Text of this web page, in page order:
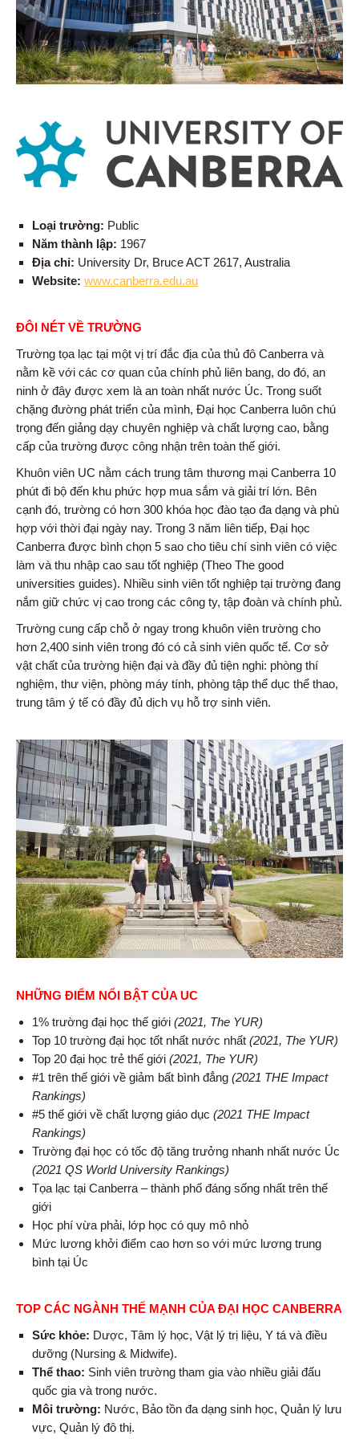
Loại trường: Public
Năm thành lập: 1967
Địa chỉ: University Dr, Bruce ACT 2617, Australia
Website: www.canberra.edu.au
ĐÔI NÉT VỀ TRƯỜNG
Trường tọa lạc tại một vị trí đắc địa của thủ đô Canberra và
nằm kề với các cơ quan của chính phủ liên bang, do đó, an
ninh ở đây được xem là an toàn nhất nước Úc. Trong suốt
chặng đường phát triển của mình, Đại học Canberra luôn chú
trọng đến giảng dạy chuyên nghiệp và chất lượng cao, bằng
cấp của trường được công nhận trên toàn thế giới.
Khuôn viên UC nằm cách trung tâm thương mại Canberra 10
phút đi bộ đến khu phức hợp mua sắm và giải trí lớn. Bên
cạnh đó, trường có hơn 300 khóa học đào tạo đa dạng và phù
hợp với thời đại ngày nay. Trong 3 năm liên tiếp, Đại học
Canberra được bình chọn 5 sao cho tiêu chí sinh viên có việc
làm và thu nhập cao sau tốt nghiệp (Theo The good
universities guides). Nhiều sinh viên tốt nghiệp tại trường đang
nắm giữ chức vị cao trong các công ty, tập đoàn và chính phủ.
Trường cung cấp chỗ ở ngay trong khuôn viên trường cho
hơn 2,400 sinh viên trong đó có cả sinh viên quốc tế. Cơ sở
vật chất của trường hiện đại và đầy đủ tiện nghi: phòng thí
nghiệm, thư viện, phòng máy tính, phòng tập thể dục thể thao,
trung tâm ý tế có đầy đủ dịch vụ hỗ trợ sinh viên.
NHỮNG ĐIỂM NỔI BẬT CỦA UC
1% trường đại học thế giới (2021, The YUR)
Top 10 trường đại học tốt nhất nước nhất (2021, The YUR)
Top 20 đại học trẻ thế giới (2021, The YUR)
#1 trên thế giới về giảm bất bình đẳng (2021 THE Impact
Rankings)
#5 thế giới về chất lượng giáo dục (2021 THE Impact
Rankings)
Trường đại học có tốc độ tăng trưởng nhanh nhất nước Úc
(2021 QS World University Rankings)
Tọa lạc tại Canberra – thành phố đáng sống nhất trên thế
giới
Học phí vừa phải, lớp học có quy mô nhỏ
Mức lương khởi điểm cao hơn so với mức lương trung
bình tại Úc
TOP CÁC NGÀNH THẾ MẠNH CỦA ĐẠI HỌC CANBERRA
Sức khỏe: Dược, Tâm lý học, Vật lý trị liệu, Y tá và điều
dưỡng (Nursing & Midwife).
Thể thao: Sinh viên trường tham gia vào nhiều giải đấu
quốc gia và trong nước.
Môi trường: Nước, Bảo tồn đa dạng sinh học, Quản lý lưu
vực, Quản lý đô thị.